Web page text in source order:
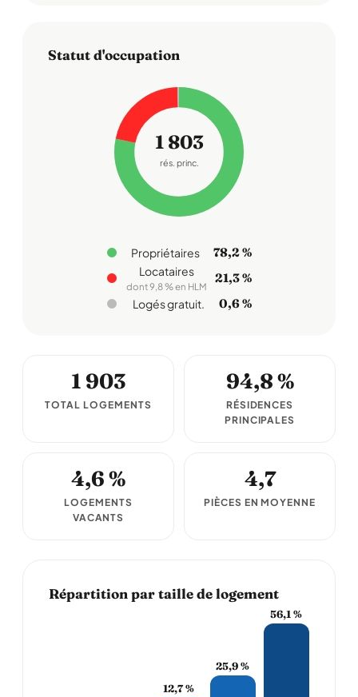
Statut d'occupation
1 803
rés. princ.
Propriétaires 78,2 %
Locataires
dont 9,8 % en HLM
21,3 %
Logés gratuit. 0,6 %
1 903
TOTAL LOGEMENTS
94,8 %
RÉSIDENCES
PRINCIPALES
4,6 %
LOGEMENTS
VACANTS
4,7
PIÈCES EN MOYENNE
Répartition par taille de logement
12,7 %
25,9 %
56,1 %